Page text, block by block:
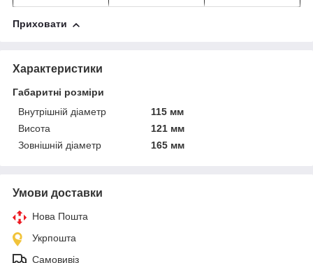
Приховати
Характеристики
Габаритні розміри
Внутрішній діаметр
115 мм
Висота
121 мм
Зовнішній діаметр
165 мм
Умови доставки
Нова Пошта
Укрпошта
Самовивіз